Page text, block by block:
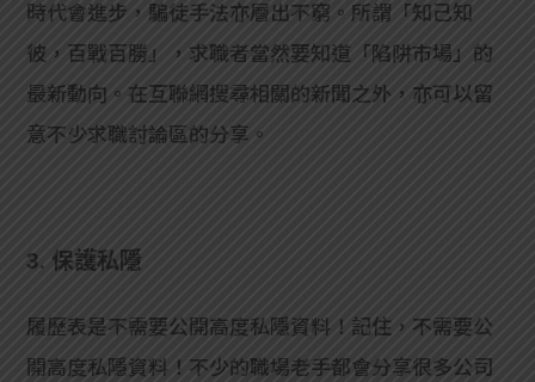
時代會進步，騙徒手法亦層出不窮。所謂「知己知
彼，百戰百勝」，求職者當然要知道「陷阱市場」的
最新動向。在互聯網搜尋相關的新聞之外，亦可以留
意不少求職討論區的分享。
3. 保護私隱
履歷表是不需要公開高度私隱資料！記住，不需要公
開高度私隱資料！不少的職場老手都會分享很多公司